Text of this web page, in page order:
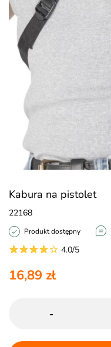
Kabura na pistolet
22168
Produkt dostępny
4.0/5
16,89 zł
-